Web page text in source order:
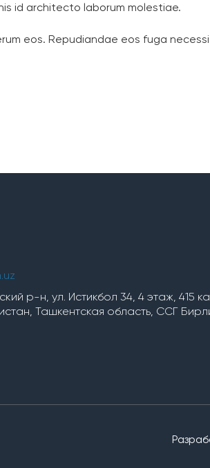
id architecto laborum molestiae.
eos. Repudiandae eos fuga
р-н, ул. Истикбол 34, 4 этаж, 415
Ташкентская область, ССГ